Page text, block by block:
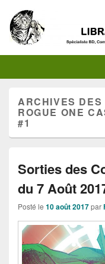
ARCHIVES
ROGUE ONE
#1
Sorties des
du 7 Août
Posté le 10 août 2017par